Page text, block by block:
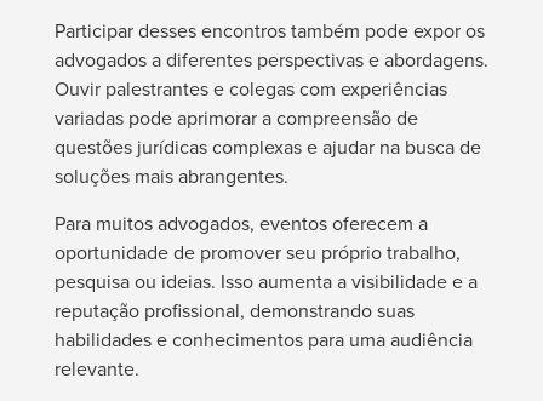
Participar desses encontros também pode expor os
advogados a diferentes perspectivas e abordagens.
Ouvir palestrantes e colegas com experiências
variadas pode aprimorar a compreensão de
questões jurídicas complexas e ajudar na busca de
soluções mais abrangentes.
Para muitos advogados, eventos oferecem a
oportunidade de promover seu próprio trabalho,
pesquisa ou ideias. Isso aumenta a visibilidade e a
reputação profissional, demonstrando suas
habilidades e conhecimentos para uma audiência
relevante.